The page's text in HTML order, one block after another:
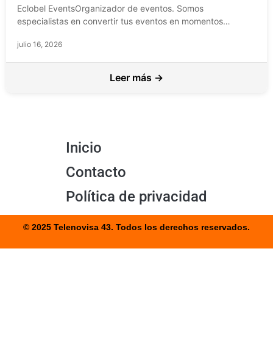
Eclobel EventsOrganizador de eventos. Somos
especialistas en convertir tus eventos en momentos
julio 16, 2026
Leer más →
Inicio
Contacto
Política de privacidad
© 2025 Telenovisa 43. Todos los derechos reservados.